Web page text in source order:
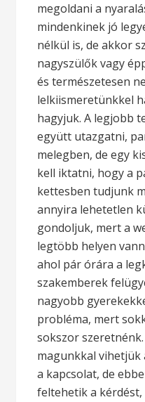
megoldani a
mindenkinek jó
nélkül is, de akkor
nagyszülők vagy
és természetesen
lelkiismeretünkkel
hagyjuk. A legjobb
együtt utazgatni,
melegben, de egy
kell iktatni, hogy a
kettesben tudjunk
annyira lehetetlen
gondoljuk, mert a
legtöbb helyen
ahol pár órára a
szakemberek
nagyobb
probléma, mert
sokszor
magunkkal vihetjük
a kapcsolat, de
feltehetik a